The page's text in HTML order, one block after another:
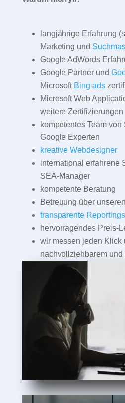
langjährige Erfahrung
Marketing und
Google AdWords
Google Partner und
Microsoft Bing ads
Microsoft Web
weitere Zertifizierungen
kompetentes Team
Google Experten
kreative Webdesigner
international erfahrene
SEA-Manager
kompetente Beratung
Betreuung über
transparente Reportings
hervorragendes Preis-
wir messen jeden Klick
nachvollziehbarem und